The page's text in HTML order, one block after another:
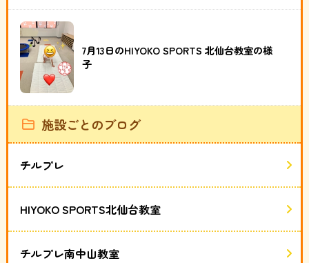
7月13日のHIYOKO SPORTS 北仙台教室の様
子
施設ごとのブログ
チルプレ
HIYOKO SPORTS北仙台教室
チルプレ南中山教室